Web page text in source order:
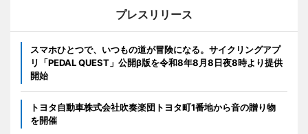
プレスリリース
スマホひとつで、いつもの道が冒険になる。サイクリングアプ
リ「PEDAL QUEST」公開β版を令和8年8月8日夜8時より提供
開始
トヨタ自動車株式会社吹奏楽団トヨタ町1番地から音の贈り物
を開催